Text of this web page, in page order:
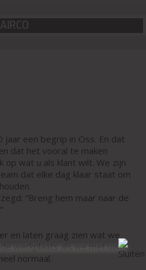
AIRCO
jaar een begrip in Oss. En dat
dat het vooral te maken
wat u als klant wilt. We zijn
dat elke dag klaar staat om
“Breng hem maar naar de
en laten graag zien wat we
werkplaats als we met uw
normaal.
Home
Services
Contact